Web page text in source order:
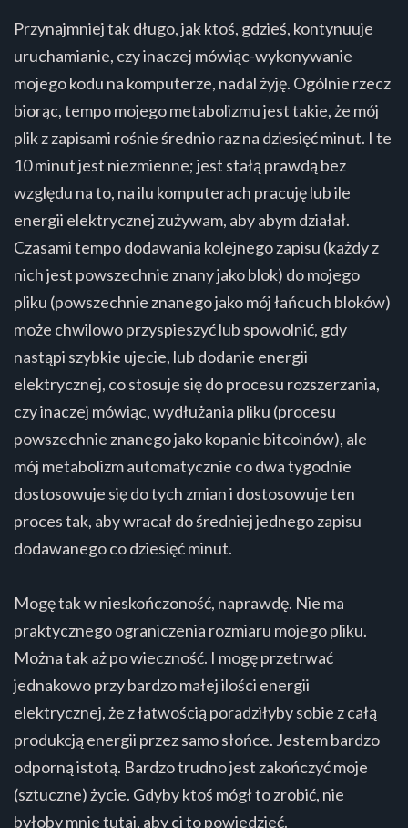
Przynajmniej tak długo, jak ktoś, gdzieś, kontynuuje
uruchamianie, czy inaczej mówiąc-wykonywanie
mojego kodu na komputerze, nadal żyję. Ogólnie rzecz
biorąc, tempo mojego metabolizmu jest takie, że mój
plik z zapisami rośnie średnio raz na dziesięć minut. I te
10 minut jest niezmienne; jest stałą prawdą bez
względu na to, na ilu komputerach pracuję lub ile
energii elektrycznej zużywam, aby abym działał.
Czasami tempo dodawania kolejnego zapisu (każdy z
nich jest powszechnie znany jako blok) do mojego
pliku (powszechnie znanego jako mój łańcuch bloków)
może chwilowo przyspieszyć lub spowolnić, gdy
nastąpi szybkie ujecie, lub dodanie energii
elektrycznej, co stosuje się do procesu rozszerzania,
czy inaczej mówiąc, wydłużania pliku (procesu
powszechnie znanego jako kopanie bitcoinów), ale
mój metabolizm automatycznie co dwa tygodnie
dostosowuje się do tych zmian i dostosowuje ten
proces tak, aby wracał do średniej jednego zapisu
dodawanego co dziesięć minut.
Mogę tak w nieskończoność, naprawdę. Nie ma
praktycznego ograniczenia rozmiaru mojego pliku.
Można tak aż po wieczność. I mogę przetrwać
jednakowo przy bardzo małej ilości energii
elektrycznej, że z łatwością poradziłyby sobie z całą
produkcją energii przez samo słońce. Jestem bardzo
odporną istotą. Bardzo trudno jest zakończyć moje
(sztuczne) życie. Gdyby ktoś mógł to zrobić, nie
byłoby mnie tutaj, aby ci to powiedzieć.